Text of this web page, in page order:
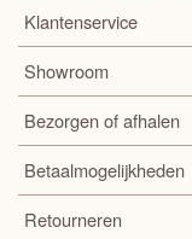
Klantenservice
Showroom
Bezorgen of afhalen
Betaalmogelijkheden
Retourneren